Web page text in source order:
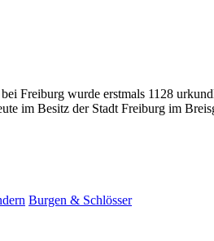
Freiburg wurde erstmals 1128
im Besitz der Stadt Freiburg im
Burgen & Schlösser